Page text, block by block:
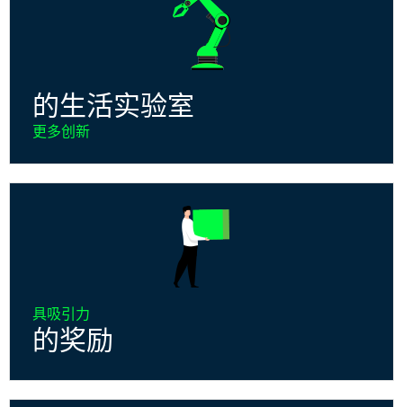
的生活实验室
更多创新
具吸引力
的奖励